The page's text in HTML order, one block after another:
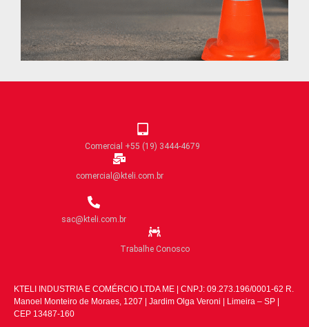
Comercial +55 (19) 3444-4679
comercial@kteli.com.br
sac@kteli.com.br
Trabalhe Conosco
KTELI INDUSTRIA E COMÉRCIO LTDA ME | CNPJ: 09.273.196/0001-62 R.
Manoel Monteiro de Moraes, 1207 | Jardim Olga Veroni | Limeira – SP |
CEP 13487-160